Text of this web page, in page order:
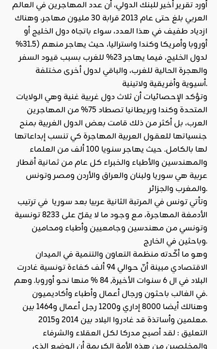
أورد تقرير أخير للبنك الدولي، أن عدد المهاجرين في العالم
العربي بلغ حتى عام 2013 قرابة 30 مليون مهاجر، وهناك
ازدياد طفيف في هذا العدد، سواء باتجاه دول الخليج أو
أوروبا وأمريكا وكندا واستراليا، حيث يهاجر منهم (31.5%
لدول الخليج، فيما يهاجر 23% للغرب بسبب قيود السفر
والهجرة الحالية للغرب، والباقي لدول أخرى مختلفة
أسيوية وأفريقية ولاتينية.
وتؤكد الإحصائيات أن ثلاث دول غربية غنية وهي الولايات
المتحدة وكندا وبريطانيا تصطاد 75% من المهاجرين
العرب، بل أكثر من ذلك قامت بعض الدول الغربية بمنح
جنسياتها للعقول العربية المهاجرة كي تنسب إبداعاتها
لها بالكامل. حيث يهاجر سنويا 100 ألف من العلماء
والمهندسين والأطباء والخبراء كل عام من ثمانية أقطار
عربية هي سوريا ولبنان والعراق والأردن ومصر وتونس
والمغرب والجزائر.
وتأتي تونس في المرتبة الثانية عربيا بعد سوريا في ترتيب
الأدمغة المهاجرة، مع وجود ما لا يقلّ على 8233 تونسية
وتونسي من مهندسين وجامعيين وأطباء ومحامين
وباحثين في الخارج.
وهو ما أكّدته منظمة التعاون والتنمية في الميدان
الاقتصادي مبينة أنّ حوالي 94 ألف كفاءة تونسية غادرت
البلاد في ال 6 سنوات الأخيرة, 84 % منها نحو أوروبا. وهم
في الغالب باحثون ورجال أعمال وأطباء وأكاديميون.
وهنالك أيضا 8000 إداري و1200 رجل أعمال و1464 بين
معلمين وأساتذة قد غادروا البلاد بين 2014 و2015.
التعليق : لقد أصبح مدركا لكل العقلاء والشرفاء